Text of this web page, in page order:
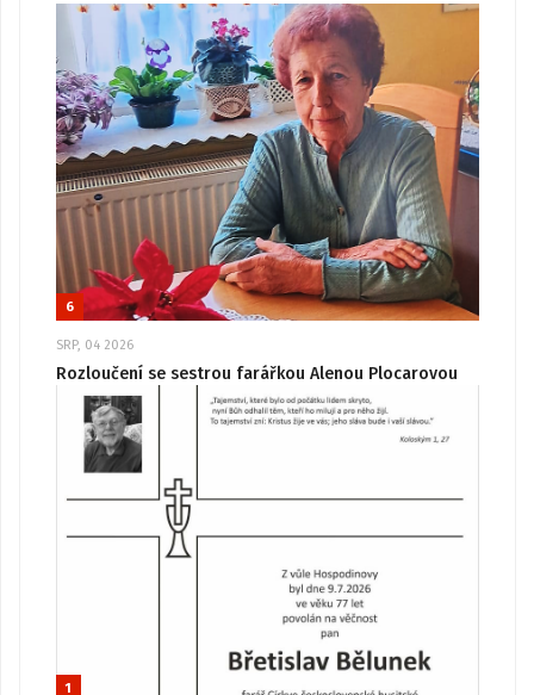
6
SRP, 04 2026
Rozloučení se sestrou farářkou Alenou Plocarovou
1